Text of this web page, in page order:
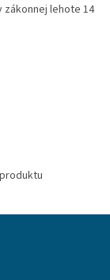
zákonnej lehote 14